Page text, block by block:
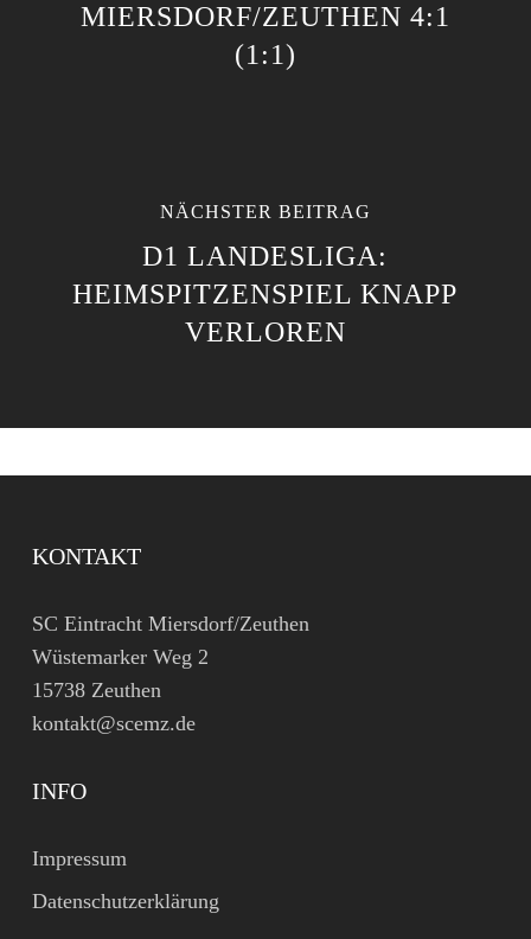
MIERSDORF/ZEUTHEN 4:1
(1:1)
NÄCHSTER BEITRAG
D1 LANDESLIGA:
HEIMSPITZENSPIEL KNAPP
VERLOREN
KONTAKT
SC Eintracht Miersdorf/Zeuthen
Wüstemarker Weg 2
15738 Zeuthen
kontakt@scemz.de
INFO
Impressum
Datenschutzerklärung